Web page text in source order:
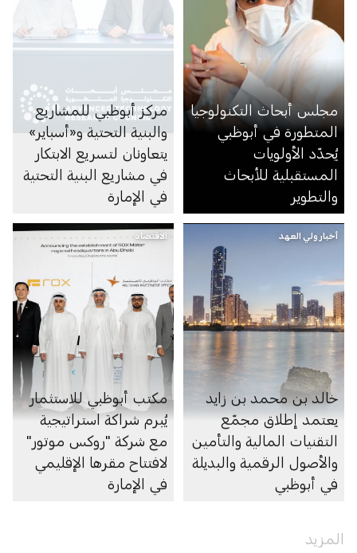
مجلس أبحاث التكنولوجيا
المتطورة في أبوظبي
يُحدّد الأولويات
المستقبلية للأبحاث
والتطوير
مركز أبوظبي للمشاريع
والبنية التحتية و«أسباير»
يتعاونان لتسريع الابتكار
في مشاريع البنية التحتية
في الإمارة
أخبار ولي العهد
خالد بن محمد بن زايد
يعتمد إطلاق مجمّع
التقنيات المالية والتأمين
والأصول الرقمية والبديلة
في أبوظبي
الاقتصاد
مكتب أبوظبي للاستثمار
يُبرم شراكة استراتيجية
مع شركة "روكس موتور"
لافتتاح مقرها الإقليمي
في الإمارة
المزيد